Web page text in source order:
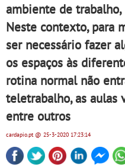
ambiente de trabalho,
Neste contexto, para
ser necessário fazer
os espaços às
rotina normal não
teletrabalho, as aulas
entre outros
cardapio.pt@ 25-3-2020 17:23:14